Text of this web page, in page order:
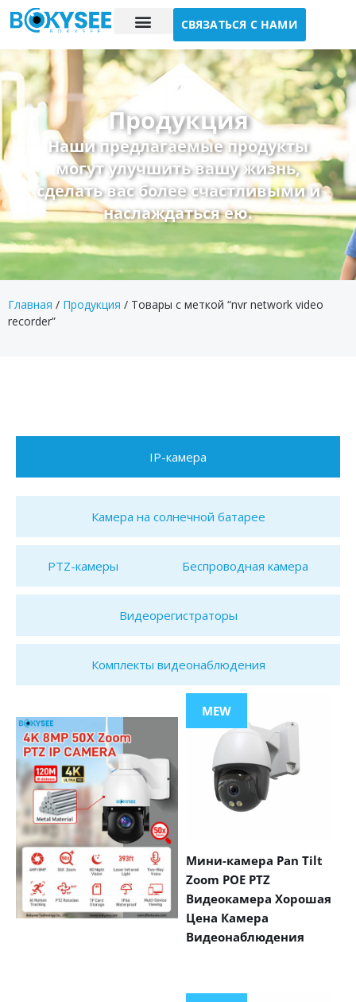
СВЯЗАТЬСЯ С НАМИ
Продукция
Наши предлагаемые продукты
могут улучшить вашу жизнь,
сделать вас более счастливыми и
наслаждаться ею.
Главная / Продукция / Товары с меткой “nvr network video
recorder”
IP-камера
Камера на солнечной батарее
PTZ-камеры Беспроводная камера
Видеорегистраторы
Комплекты видеонаблюдения
MEW
Мини-камера Pan Tilt
Zoom POE PTZ
Видеокамера Хорошая
Цена Камера
Видеонаблюдения